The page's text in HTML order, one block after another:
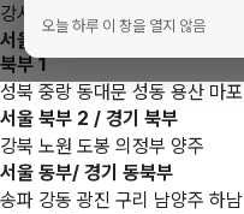
오늘 하루 이 창을 열지 않음
강서 양천 강남 서초 관악 동작 서
서울
북부 1
성북 중랑 동대문 성동 용산 마포
서울 북부 2 / 경기 북부
강북 노원 도봉 의정부 양주
서울 동부/ 경기 동북부
송파 강동 광진 구리 남양주 하남